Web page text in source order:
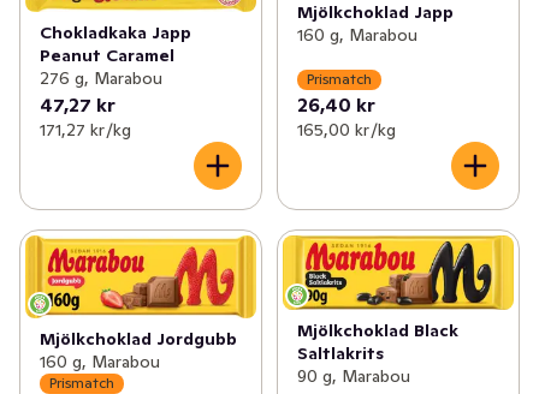
Chokladkaka Japp
Peanut Caramel
276 g, Marabou
47,27 kr
171,27 kr /kg
Mjölkchoklad Japp
160 g, Marabou
Prismatch
26,40 kr
165,00 kr /kg
Mjölkchoklad Jordgubb
160 g, Marabou
Prismatch
Mjölkchoklad Black
Saltlakrits
90 g, Marabou